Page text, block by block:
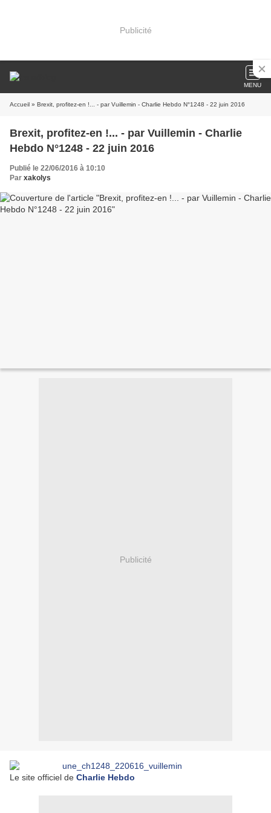
Publicité
MENU
Accueil » Brexit, profitez-en !... - par Vuillemin - Charlie Hebdo N°1248 - 22 juin 2016
Brexit, profitez-en !... - par Vuillemin - Charlie
Hebdo N°1248 - 22 juin 2016
Publié le 22/06/2016 à 10:10
Par xakolys
Publicité
Le site officiel de Charlie Hebdo